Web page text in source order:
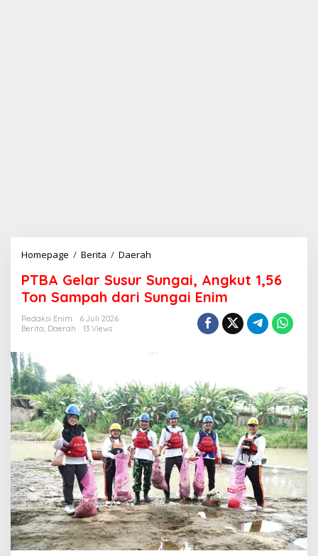
Homepage / Berita / Daerah
B
A
G
r
u
s
u
r
S
u
n
g
a
i
,
A
n
g
PTBA Gelar Susur Sungai, Angkut 1,56
Ton Sampah dari Sungai Enim
Redaksi Enim
6 Juli 2026
Berita, Daerah 13 Views